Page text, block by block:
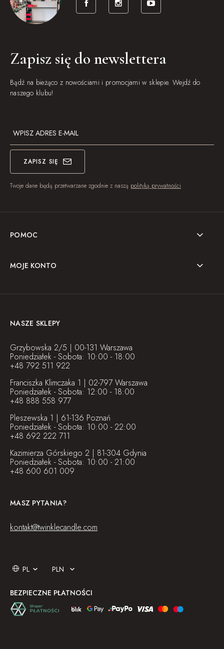
Zapisz się do newslettera
Bądź na bieżąco z nowościami i promocjami w sklepie. Wejdź do
naszego klubu!
ZAPISZ SIĘ
Twoje dane będą przetwarzane zgodnie z naszą polityką prywatności
POMOC
MOJE KONTO
NASZE SKLEPY
Grzybowska 2/5 | 00-131 Warszawa
Poniedziałek - Sobota: 10:00 - 18:00
+48 792 511 922
Franciszka Klimczaka 1 | 02-797 Warszawa
Poniedziałek - Sobota: 12:00 - 18:00
+48 888 558 977
Pleszewska 1 | 61-136 Poznań
Poniedziałek - Sobota: 10:00 - 22:00
+48 692 222 711
Kazimierza Górskiego 2 | 81-304 Gdynia
Poniedziałek - Sobota: 10:00 - 21:00
+48 600 601 009
MASZ PYTANIA?
kontakt@twinklecandle.com
BEZPIECZNE PŁATNOŚCI